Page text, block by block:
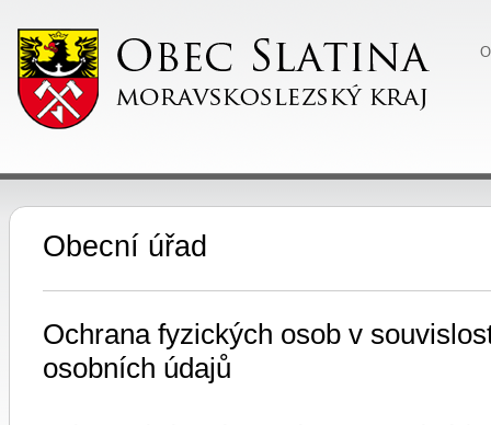
Obecní úřad
Ochrana fyzických osob v
osobních údajů